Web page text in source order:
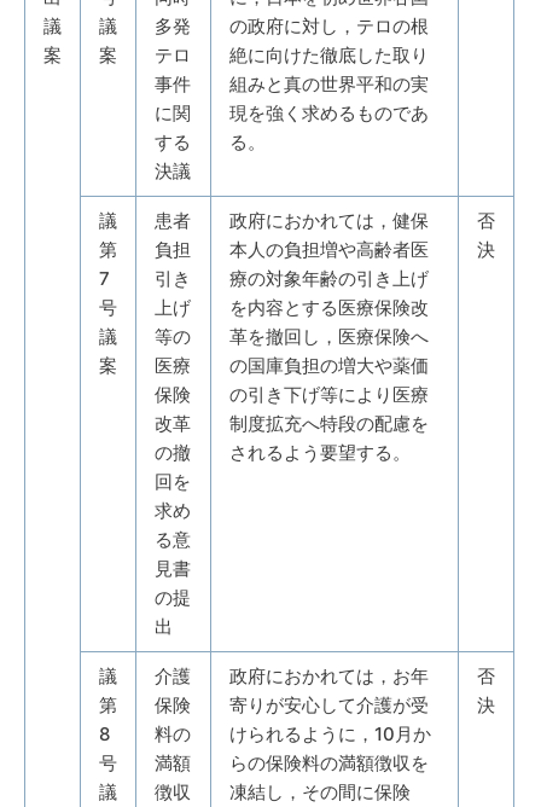
議
案
議
案
多発
テロ
事件
に関
する
決議
の政府に対し，テロの根
絶に向けた徹底した取り
組みと真の世界平和の実
現を強く求めるものであ
る。
議
第
7
号
議
案
患者
負担
引き
上げ
等の
医療
保険
改革
の撤
回を
求め
る意
見書
の提
出
政府におかれては，健保
本人の負担増や高齢者医
療の対象年齢の引き上げ
を内容とする医療保険改
革を撤回し，医療保険へ
の国庫負担の増大や薬価
の引き下げ等により医療
制度拡充へ特段の配慮を
されるよう要望する。
否
決
議
第
8
号
議
介護
保険
料の
満額
徴収
政府におかれては，お年
寄りが安心して介護が受
けられるように，10月か
らの保険料の満額徴収を
凍結し，その間に保険
否
決